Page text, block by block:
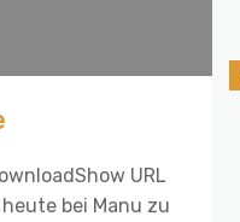
URL
bei Manu zu